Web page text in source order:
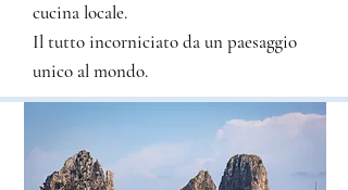
cucina locale.
Il tutto incorniciato da un paesaggio
unico al mondo.